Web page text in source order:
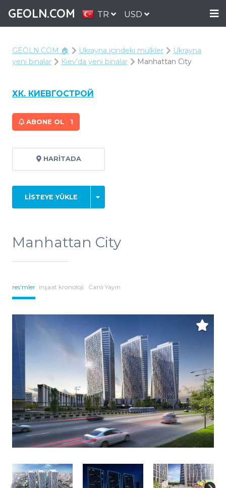
GEOLN.COM TR USD
GEOLN.COM 🏠 Ukrayna içindeki mülkler
Ukrayna
yeni binalar
Kiev'da yeni binalar Manhattan City
ХК. КИЕВГОСТРОЙ
ABONE OL 1
HARITADA
LISTEYE YÜKLE
Manhattan City
res'mler inşaat kronoloji Canlı Yayın